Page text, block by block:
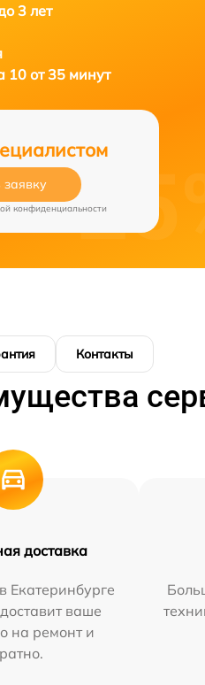
3 лет
10 от 35 минут
заявку
конфиденциальности
Контакты
доставка
Екатеринбурге
ваше
на ремонт и